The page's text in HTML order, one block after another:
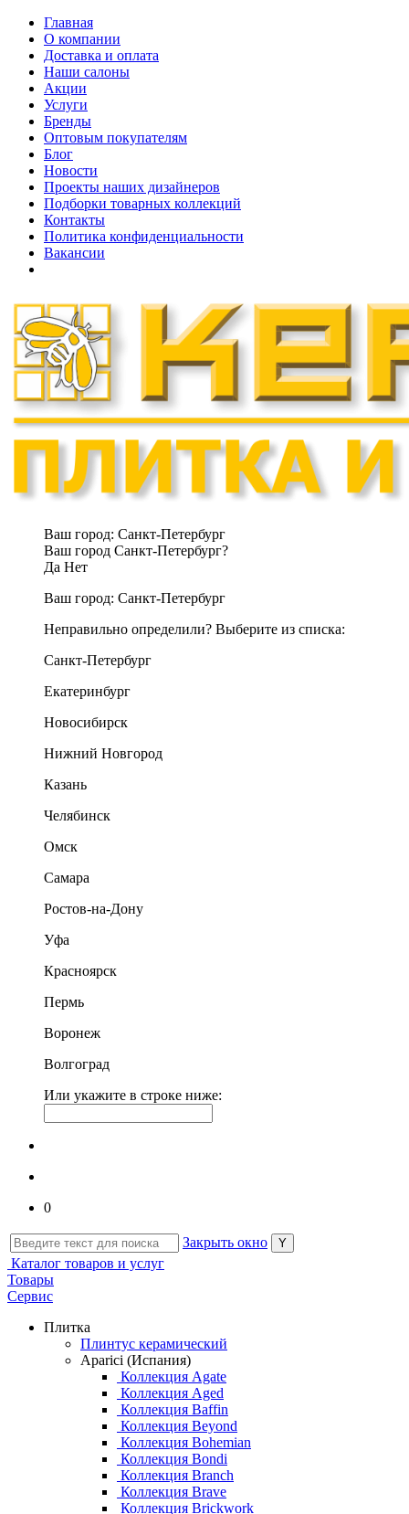
Главная
О компании
Доставка и оплата
Наши cалоны
Акции
Услуги
Бренды
Оптовым покупателям
Блог
Новости
Проекты наших дизайнеров
Подборки товарных коллекций
Контакты
Политика конфиденциальности
Вакансии
Ваш город: Санкт-Петербург
Ваш город Санкт-Петербург?
Да Нет
Ваш город: Санкт-Петербург
Неправильно определили? Выберите из списка:
Санкт-Петербург
Екатеринбург
Новосибирск
Нижний Новгород
Казань
Челябинск
Омск
Самара
Ростов-на-Дону
Уфа
Красноярск
Пермь
Воронеж
Волгоград
Или укажите в строке ниже:
0
Закрыть окно
Каталог товаров и услуг
Товары
Сервис
Плитка
Плинтус керамический
Aparici (Испания)
Коллекция Agate
Коллекция Aged
Коллекция Baffin
Коллекция Beyond
Коллекция Bohemian
Коллекция Bondi
Коллекция Branch
Коллекция Brave
Коллекция Brickwork